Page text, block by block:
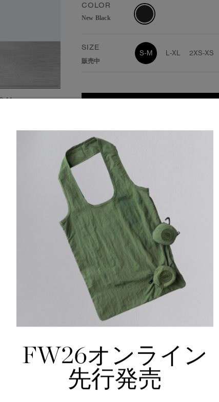
M
COLOR
New Black
SIZE
販売中
S-M L-XL 2XS-XS
カートに入
DETAIL
襟はバインディング仕様
袖口と裾は折り返しのリブ仕様
仕様が変更する場合がございます。
FW26オンライン
先行発売